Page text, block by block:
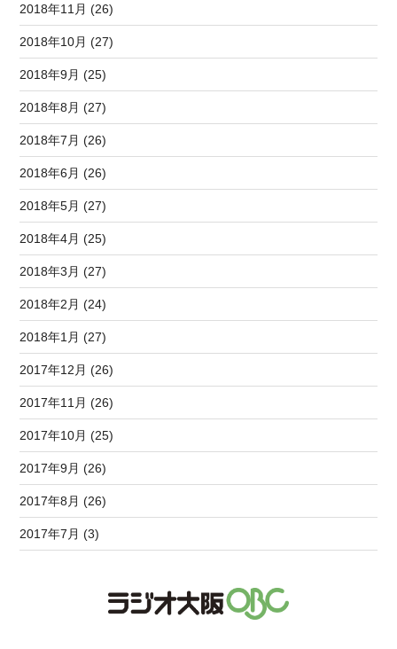
2018年11月 (26)
2018年10月 (27)
2018年9月 (25)
2018年8月 (27)
2018年7月 (26)
2018年6月 (26)
2018年5月 (27)
2018年4月 (25)
2018年3月 (27)
2018年2月 (24)
2018年1月 (27)
2017年12月 (26)
2017年11月 (26)
2017年10月 (25)
2017年9月 (26)
2017年8月 (26)
2017年7月 (3)